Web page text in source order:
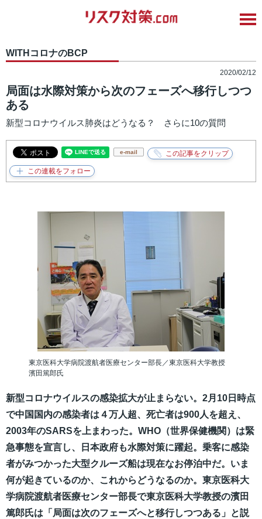
WITHコロナのBCP
2020/02/12
局面は水際対策から次のフェーズへ移行しつつ
ある
新型コロナウイルス肺炎はどうなる？ さらに10の質問
e-mail
東京医科大学病院渡航者医療センター部長／東京医科大学教授
濱田篤郎氏
新型コロナウイルスの感染拡大が止まらない。2月10日時点
で中国国内の感染者は４万人超、死亡者は900人を超え、
2003年のSARSを上まわった。WHO（世界保健機関）は緊
急事態を宣言し、日本政府も水際対策に躍起。乗客に感染
者がみつかった大型クルーズ船は現在なお停泊中だ。いま
何が起きているのか、これからどうなるのか。東京医科大
学病院渡航者医療センター部長で東京医科大学教授の濱田
篤郎氏は「局面は次のフェーズへと移行しつつある」と説